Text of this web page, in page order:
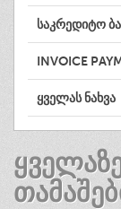
ᲡᲐᲙᲠᲔᲓᲘᲢᲝ
INVOICE
ᲧᲕᲔᲚᲐᲡ ᲜᲐᲮᲕᲐ